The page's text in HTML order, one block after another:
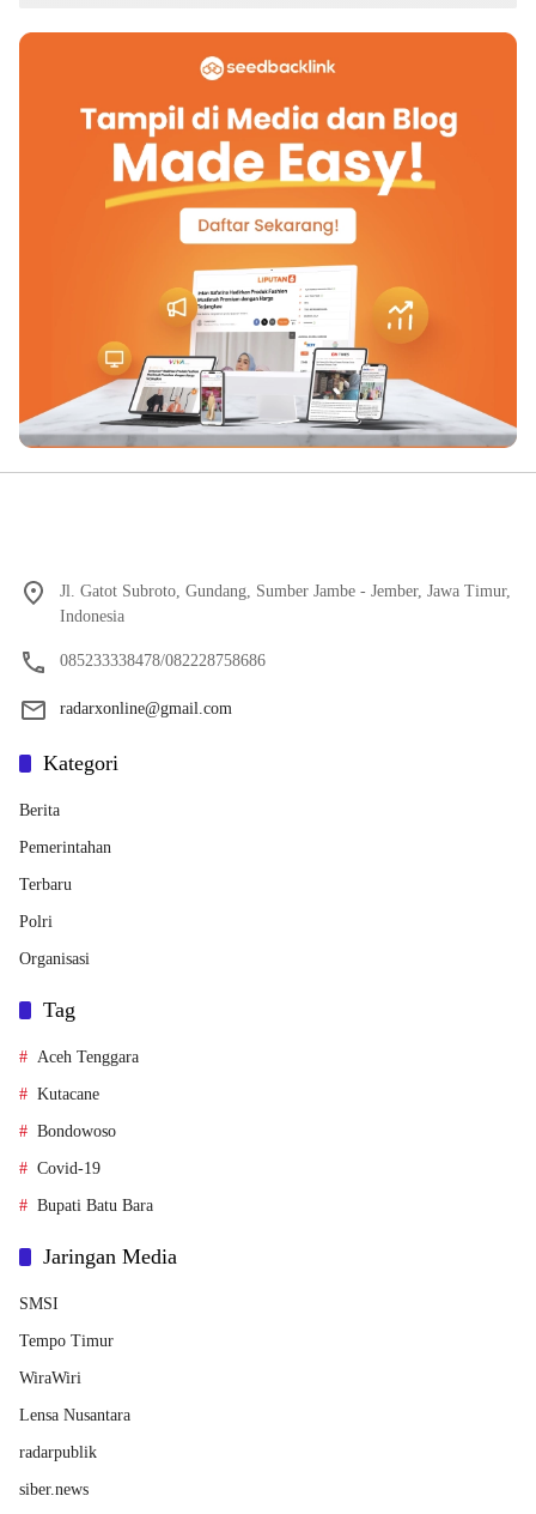
Jl. Gatot Subroto, Gundang, Sumber Jambe - Jember, Jawa Timur,
Indonesia
085233338478/082228758686
radarxonline@gmail.com
Kategori
Berita
Pemerintahan
Terbaru
Polri
Organisasi
Tag
Aceh Tenggara
Kutacane
Bondowoso
Covid-19
Bupati Batu Bara
Jaringan Media
SMSI
Tempo Timur
WiraWiri
Lensa Nusantara
radarpublik
siber.news